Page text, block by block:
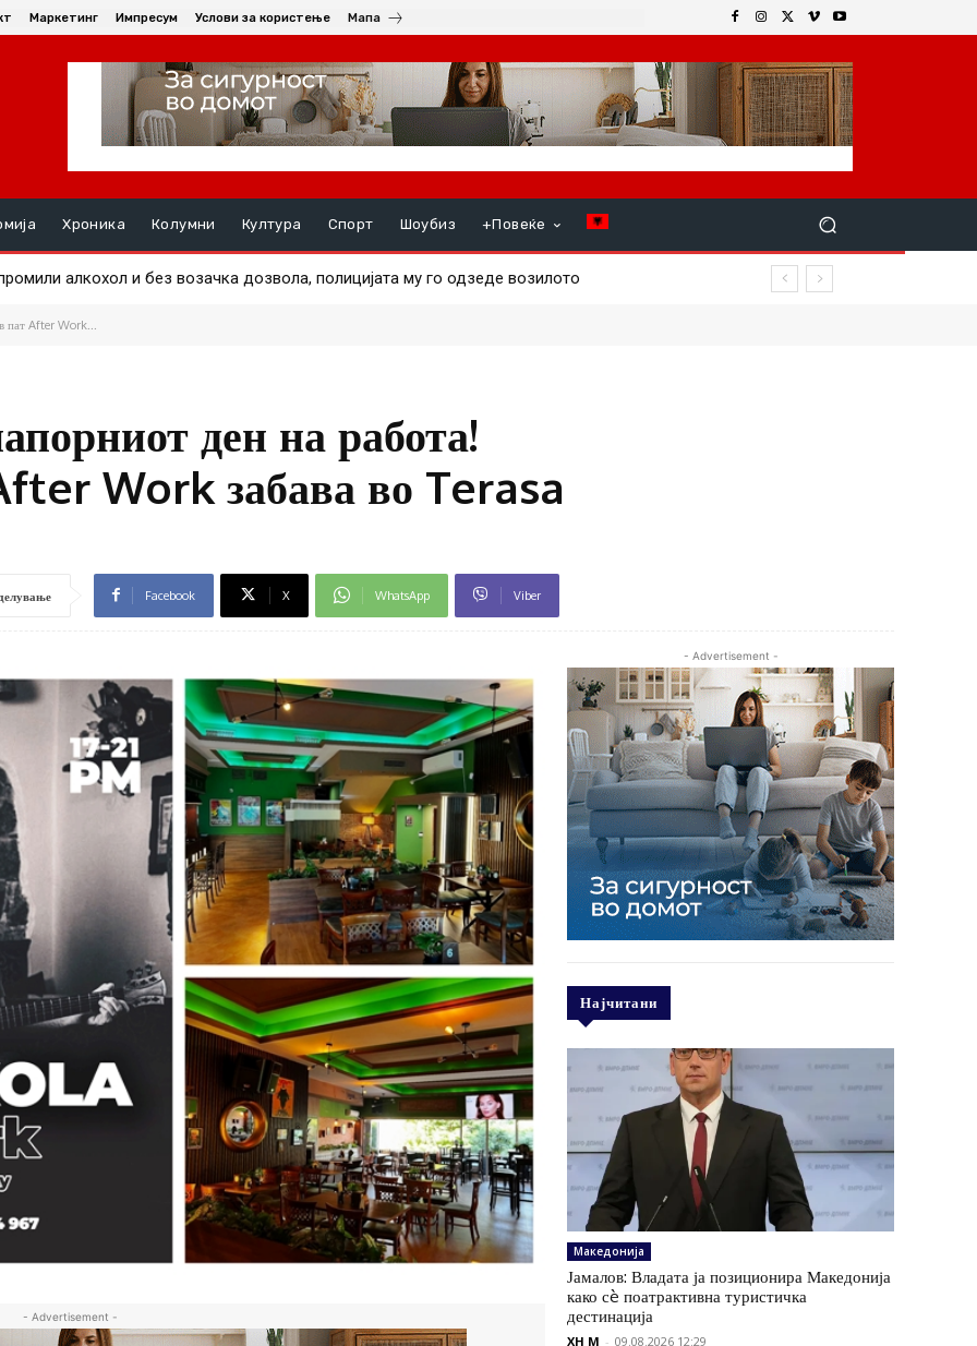
Маркетинг Импресум Услови за користење Мапа
Хроника Колумни Култура Спорт Шоубиз +Повеќе
алкохол и без возачка дозвола, полицијата му го одзеде возилото
и возила излегоа на површина по сушата во Дунав
пат After Work...
ден на работа!
Work забава во Terasa
Facebook X WhatsApp Viber
- Advertisement -
- Advertisement -
Најчитани
Македонија
Јамалов: Владата ја позиционира Македонија
како сè поатрактивна туристичка
дестинација
XH M - 09.08.2026 12:29